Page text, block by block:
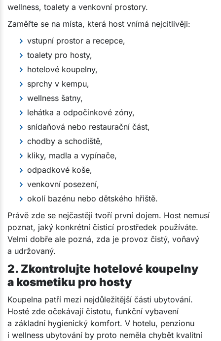
wellness, toalety a venkovní prostory.
Zaměřte se na místa, která host vnímá nejcitlivěji:
vstupní prostor a recepce,
toalety pro hosty,
hotelové koupelny,
sprchy v kempu,
wellness šatny,
lehátka a odpočinkové zóny,
snídaňová nebo restaurační část,
chodby a schodiště,
kliky, madla a vypínače,
odpadkové koše,
venkovní posezení,
okolí bazénu nebo dětského hřiště.
Právě zde se nejčastěji tvoří první dojem. Host nemusí
poznat, jaký konkrétní čisticí prostředek používáte.
Velmi dobře ale pozná, zda je provoz čistý, voňavý
a udržovaný.
2. Zkontrolujte hotelové koupelny
a kosmetiku pro hosty
Koupelna patří mezi nejdůležitější části ubytování.
Hosté zde očekávají čistotu, funkční vybavení
a základní hygienický komfort. V hotelu, penzionu
i wellness ubytování by proto neměla chybět kvalitní